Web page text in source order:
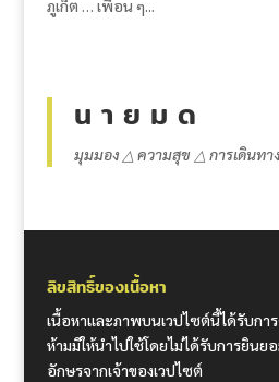
ภูเก็ต … เพื่อน ๆ...
น า ย ม ด
มุมมอง △ ความสุข △ การเดินทาง
ลิขสิทธิ์ของเนื้อหา
เนื้อหาและภาพบนเวปไซต์นี้ได้รับกา
ห้ามมิให้นำไปใช้โดยไม่ได้รับการยิน
อักษรจากเจ้าของเวปไซต์